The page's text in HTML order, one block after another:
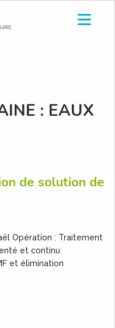
: EAUX
de solution de
Opération : Traitement
et continu
et élimination